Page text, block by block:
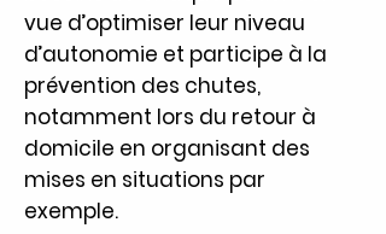
vue d’optimiser leur niveau
d’autonomie et participe à la
prévention des chutes,
notamment lors du retour à
domicile en organisant des
mises en situations par
exemple.